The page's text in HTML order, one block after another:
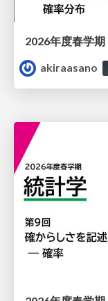
akiraasano